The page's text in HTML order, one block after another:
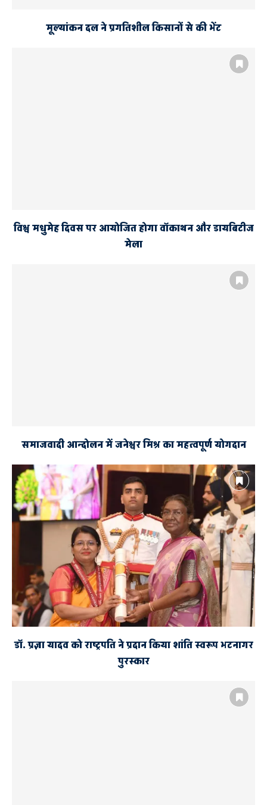
मूल्यांकन दल ने प्रगतिशील किसानों से की भेंट
विश्व मधुमेह दिवस पर आयोजित होगा वॉकाथन और डायबिटीज
मेला
समाजवादी आन्दोलन में जनेश्वर मिश्र का महत्वपूर्ण योगदान
डॉ. प्रज्ञा यादव को राष्ट्रपति ने प्रदान किया शांति स्वरूप भटनागर
पुरस्कार